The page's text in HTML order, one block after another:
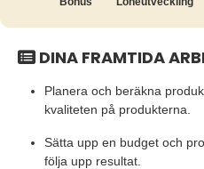
DINA FRAMTIDA
Planera och beräkna
kvaliteten på produkterna.
Sätta upp en budget och
följa upp resultat.